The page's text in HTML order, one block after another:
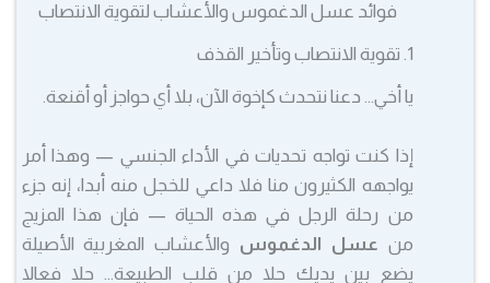
فوائد عسل الدغموس والأعشاب لتقوية الانتصاب
يا أخي… دعنا نتحدث كإخوة الآن، بلا أي حواجز أو أقنعة.
إذا كنت تواجه تحديات في الأداء الجنسي — وهذا أمر
يواجهه الكثيرون منا فلا داعي للخجل منه أبدا، إنه جزء
من رحلة الرجل في هذه الحياة — فإن هذا المزيج
من عسل الدغموس والأعشاب المغربية الأصيلة
يضع بين يديك حلا من قلب الطبيعة… حلا فعالا